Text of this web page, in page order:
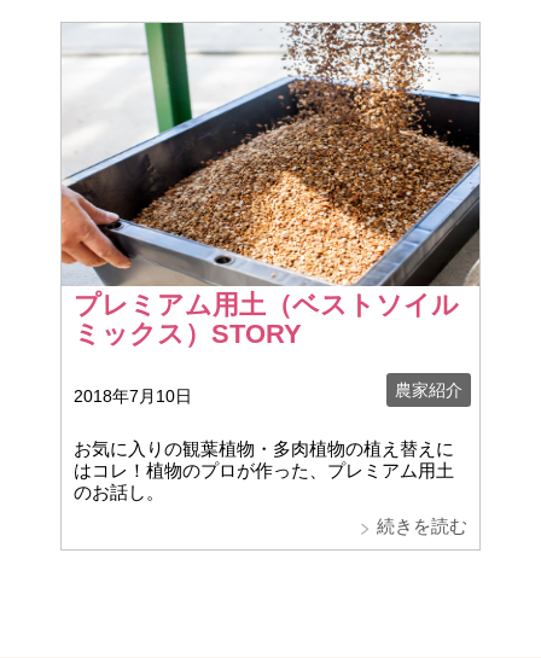
プレミアム用土（ベストソイル
ミックス）STORY
2018年7月10日 農家紹介
お気に入りの観葉植物・多肉植物の植え替えに
はコレ！植物のプロが作った、プレミアム用土
のお話し。
続きを読む